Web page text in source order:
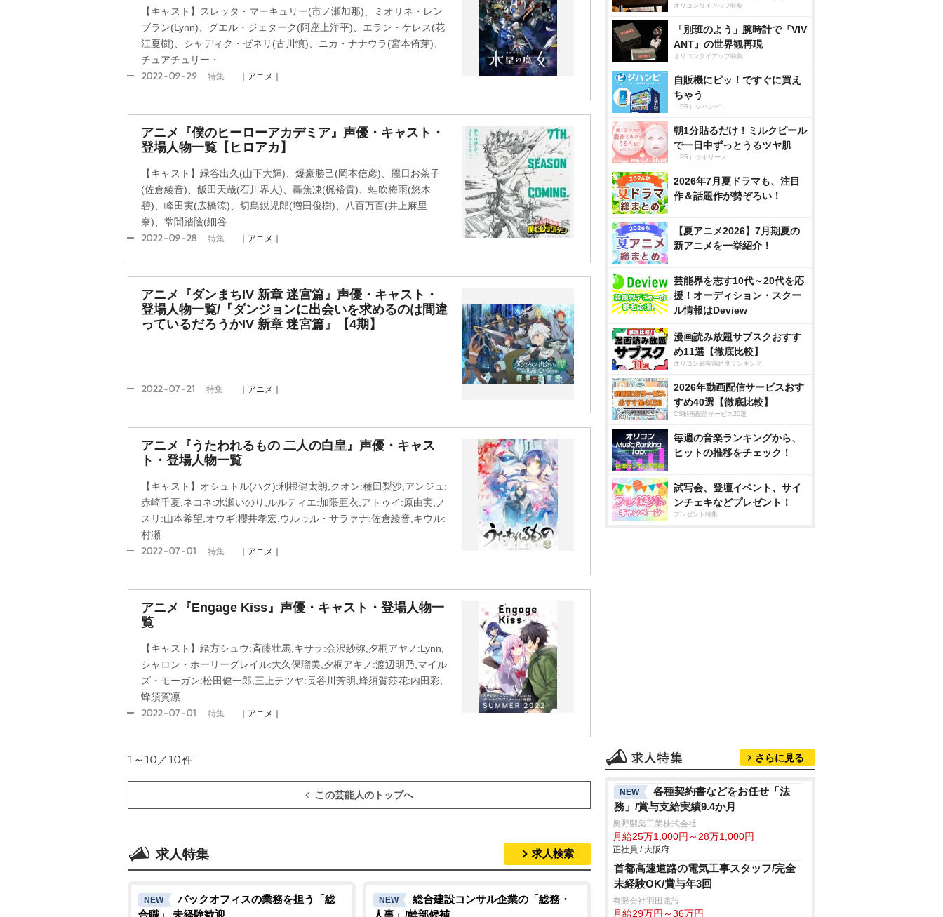
【キャスト】スレッタ・マーキュリー(市ノ瀬加那)、ミオリネ・レン
ブラン(Lynn)、グエル・ジェターク(阿座上洋平)、エラン・ケレス(花
江夏樹)、シャディク・ゼネリ(古川慎)、ニカ・ナナウラ(宮本侑芽)、
チュアチュリー・
2022-09-29 特集 ｜アニメ｜
アニメ『僕のヒーローアカデミア』声優・キャスト・
登場人物一覧【ヒロアカ】
【キャスト】緑谷出久(山下大輝)、爆豪勝己(岡本信彦)、麗日お茶子
(佐倉綾音)、飯田天哉(石川界人)、轟焦凍(梶裕貴)、蛙吹梅雨(悠木
碧)、峰田実(広橋涼)、切島鋭児郎(増田俊樹)、八百万百(井上麻里
奈)、常闇踏陰(細谷
2022-09-28 特集 ｜アニメ｜
アニメ『ダンまちIV 新章 迷宮篇』声優・キャスト・
登場人物一覧/『ダンジョンに出会いを求めるのは間違
っているだろうかIV 新章 迷宮篇』【4期】
2022-07-21 特集 ｜アニメ｜
アニメ『うたわれるもの 二人の白皇』声優・キャス
ト・登場人物一覧
【キャスト】オシュトル(ハク):利根健太朗,クオン:種田梨沙,アンジュ:
赤崎千夏,ネコネ:水瀬いのり,ルルティエ:加隈亜衣,アトゥイ:原由実,ノ
スリ:山本希望,オウギ:櫻井孝宏,ウルゥル・サラァナ:佐倉綾音,キウル:
村瀬
2022-07-01 特集 ｜アニメ｜
アニメ『Engage Kiss』声優・キャスト・登場人物一
覧
【キャスト】緒方シュウ:斉藤壮馬,キサラ:会沢紗弥,夕桐アヤノ:Lynn,
シャロン・ホーリーグレイル:大久保瑠美,夕桐アキノ:渡辺明乃,マイル
ズ・モーガン:松田健一郎,三上テツヤ:長谷川芳明,蜂須賀莎花:内田彩,
蜂須賀凛
2022-07-01 特集 ｜アニメ｜
1～10／10件
この芸能人のトップへ
求人特集 求人検索
NEW
バックオフィスの業務を担う「総
合職」 未経験歓迎
NEW
総合建設コンサル企業の「総務・
人事」/幹部候補
オリコンタイアップ特集
「別班のよう」腕時計で『VIV
ANT』の世界観再現
オリコンタイアップ特集
自販機にピッ！ですぐに買え
ちゃう
（PR）ジハンピ
朝1分貼るだけ！ミルクピール
で一日中ずっとうるツヤ肌
（PR）サボリーノ
2026年7月夏ドラマも、注目
作＆話題作が勢ぞろい！
【夏アニメ2026】7月期夏の
新アニメを一挙紹介！
芸能界を志す10代～20代を応
援！オーディション・スクー
ル情報はDeview
漫画読み放題サブスクおすす
め11選【徹底比較】
オリコン顧客満足度ランキング
2026年動画配信サービスおす
すめ40選【徹底比較】
CS動画配信サービス20選
毎週の音楽ランキングから、
ヒットの推移をチェック！
試写会、登壇イベント、サイ
ンチェキなどプレゼント！
プレゼント特集
さらに見る
NEW
各種契約書などをお任せ「法
務」/賞与支給実績9.4か月
奥野製薬工業株式会社
月給25万1,000円～28万1,000円
正社員 / 大阪府
首都高速道路の電気工事スタッフ/完全
未経験OK/賞与年3回
有限会社羽田電設
月給29万円～36万円